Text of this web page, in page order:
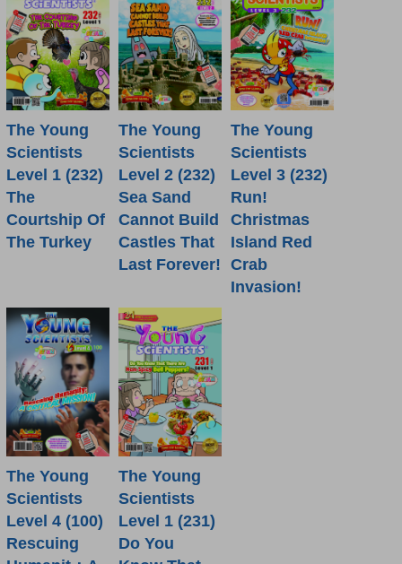
The Young
Scientists
Level 1 (232)
The
Courtship Of
The Turkey
The Young
Scientists
Level 2 (232)
Sea Sand
Cannot Build
Castles That
Last Forever!
The Young
Scientists
Level 3 (232)
Run!
Christmas
Island Red
Crab
Invasion!
The Young
Scientists
Level 4 (100)
Rescuing
The Young
Scientists
Level 1 (231)
Do You